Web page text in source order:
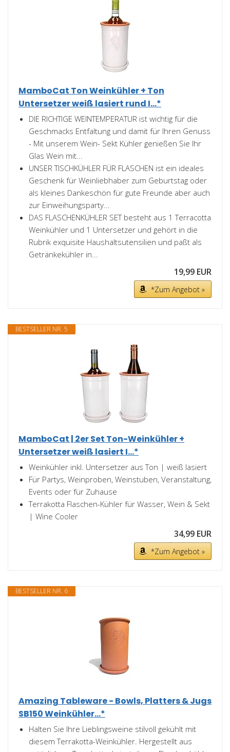
MamboCat Ton Weinkühler + Ton
Untersetzer weiß lasiert rund I...*
DIE RICHTIGE WEINTEMPERATUR ist wichtig für die
Geschmacks Entfaltung und damit für Ihren Genuss
- Mit unserem Wein- Sekt Kühler genießen Sie Ihr
Glas Wein mit...
UNSER TISCHKÜHLER FÜR FLASCHEN ist ein ideales
Geschenk für Weinliebhaber zum Geburtstag oder
als kleines Dankeschön für gute Freunde aber auch
zur Einweihungsparty...
DAS FLASCHENKÜHLER SET besteht aus 1 Terracotta
Weinkühler und 1 Untersetzer und gehört in die
Rubrik exquisite Haushaltsutensilien und paßt als
Getränkekühler in...
19,99 EUR
*Zum Angebot »
BESTSELLER NR. 5
MamboCat | 2er Set Ton-Weinkühler +
Untersetzer weiß lasiert I...*
Weinkühler inkl. Untersetzer aus Ton | weiß lasiert
Für Partys, Weinproben, Weinstuben, Veranstaltung,
Events oder für Zuhause
Terrakotta Flaschen-Kühler für Wasser, Wein & Sekt
| Wine Cooler
34,99 EUR
*Zum Angebot »
BESTSELLER NR. 6
Amazing Tableware - Bowls, Platters & Jugs
SB150 Weinkühler...*
Halten Sie Ihre Lieblingsweine stilvoll gekühlt mit
diesem Terrakotta-Weinkühler. Hergestellt aus